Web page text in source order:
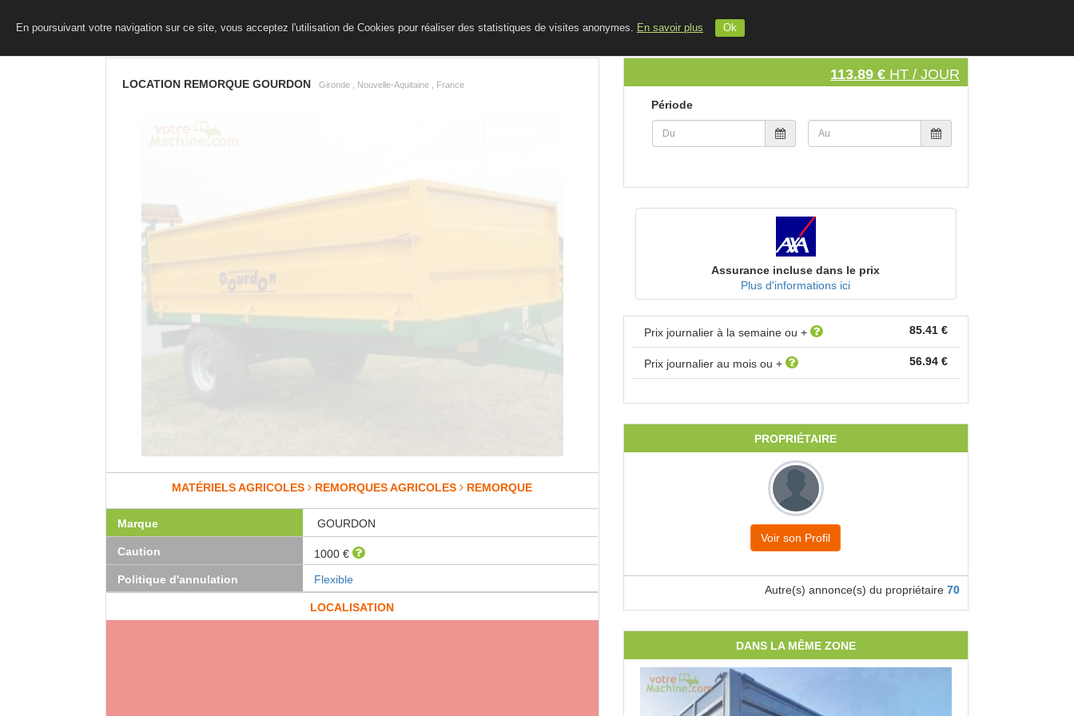
INSCRIVEZ VOTRE MATERIEL
En poursuivant votre navigation sur ce site, vous acceptez l'utilisation de Cookies pour réaliser des statistiques de visites anonymes. En savoir plus Ok
LOCATION REMORQUE GOURDON Gironde , Nouvelle-Aquitaine , France
MATÉRIELS AGRICOLES REMORQUES AGRICOLES REMORQUE
Marque GOURDON
Caution
1000 €
Politique d'annulation
Flexible
LOCALISATION
113.89 € HT / JOUR
Période
Assurance incluse dans le prix
Plus d'informations ici
Prix journalier à la semaine ou + 85.41 €
Prix journalier au mois ou + 56.94 €
PROPRIÉTAIRE
Voir son Profil
Autre(s) annonce(s) du propriétaire 70
DANS LA MÊME ZONE